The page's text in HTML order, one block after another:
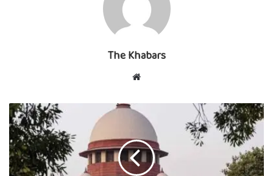
The Khabars
Website